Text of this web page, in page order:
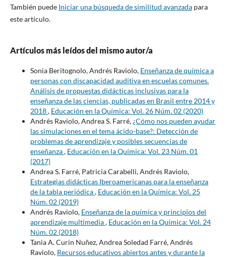
También puede Iniciar una búsqueda de similitud avanzadapara
este artículo.
Artículos más leídos del mismo autor/a
Sonia Beritognolo, Andrés Raviolo, Enseñanza de química a
personas con discapacidad auditiva en escuelas comunes.
Análisis de propuestas didácticas inclusivas para la
enseñanza de las ciencias, publicadas en Brasil entre 2014 y
2018, Educación en la Química: Vol. 26 Núm. 02 (2020)
Andrés Raviolo, Andrea S. Farré,¿Cómo nos pueden ayudar
las simulaciones en el tema ácido-base?: Detección de
problemas de aprendizaje y posibles secuencias de
enseñanza, Educación en la Química: Vol. 23 Núm. 01
(2017)
Andrea S. Farré, Patricia Carabelli, Andrés Raviolo,
Estrategias didácticas Iberoamericanas para la enseñanza
de la tabla periódica, Educación en la Química: Vol. 25
Núm. 02 (2019)
Andrés Raviolo, Enseñanza de la química y principios del
aprendizaje multimedia, Educación en la Química: Vol. 24
Núm. 02 (2018)
Tania A. Curin Nuñez, Andrea Soledad Farré, Andrés
Raviolo, Recursos educativos abiertos antes y durante la